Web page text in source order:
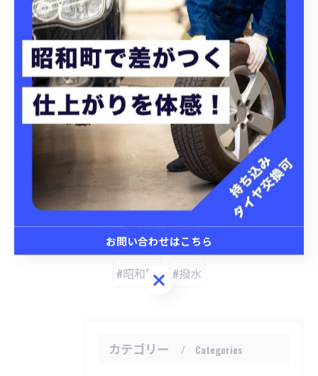
#手洗い洗車 #撥水 #洗車
昭和町にてタイヤ交換を実施昭和町にて洗車プランを提
タイヤ交換 洗車
< 前のページ 一覧に戻る 次のページ >
関連タグ
#昭和町 #撥水
カテゴリー Categories
お問い合わせはこちら
お問い合わせはこちら